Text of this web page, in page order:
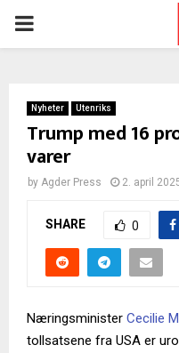
PRIMARY
Nyheter Utenriks
Trump med 16
varer
by Agder Press 2. april
SHARE 0
Næringsminister Cecilie
tollsatsene fra USA er